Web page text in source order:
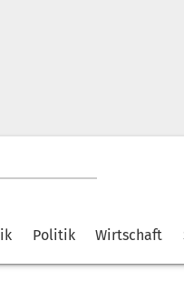
Politik Wirtschaft